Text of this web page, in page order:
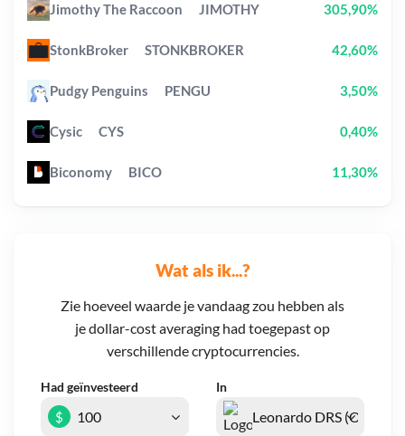
Wat als ik...?
Zie hoeveel waarde je vandaag zou hebben als
je dollar-cost averaging had toegepast op
verschillende cryptocurrencies.
Had geïnvesteerd In
$
Jimothy The Raccoon JIMOTHY 305,90%
StonkBroker STONKBROKER 42,60%
Pudgy Penguins PENGU 3,50%
Cysic CYS 0,40%
Biconomy BICO 11,30%